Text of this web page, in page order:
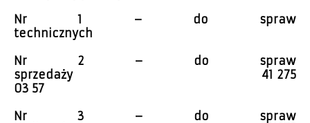
Nr 1 – do spraw
technicznych
Nr 2 – do spraw
sprzedaży
41 275
03 57
Nr 3 – do spraw